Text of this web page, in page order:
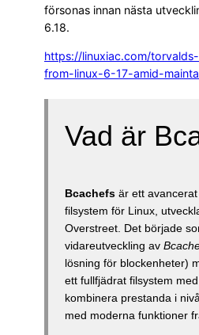
försonas innan nästa
6.18.
https://linuxiac.com/
from-linux-6-17-amid-
Vad är
Bcachefs är ett
filsystem för Linux,
Overstreet. Det började
vidareutveckling av
lösning för blockenheter)
ett fullfjädrat filsystem
kombinera prestanda i
med moderna funktioner